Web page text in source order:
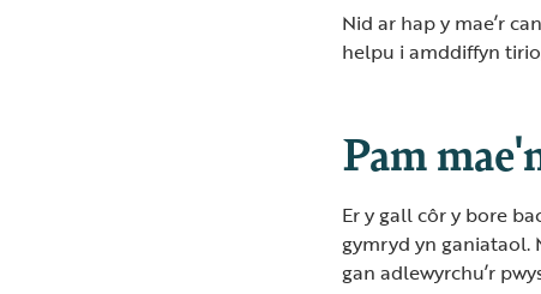
Nid ar hap y mae’r
helpu i amddiffyn
Pam
Er y gall côr y bore
gymryd yn ganiataol.
gan adlewyrchu’r